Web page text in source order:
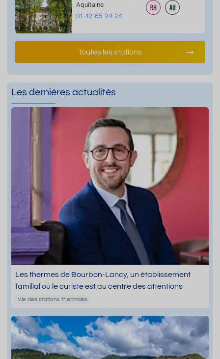
Aquitaine
01 42 65 24 24
Toutes les stations
Les dernières actualités
Les thermes de Bourbon-Lancy, un établissement
familial où le curiste est au centre des attentions
Vie des stations thermales